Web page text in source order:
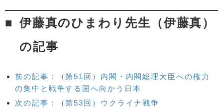
伊藤真のひまわり先生（伊藤真）
の記事
前の記事：（第51回）内閣・内閣総理大臣への権力
の集中と戦争する国へ向かう日本
次の記事：（第53回）ウクライナ戦争